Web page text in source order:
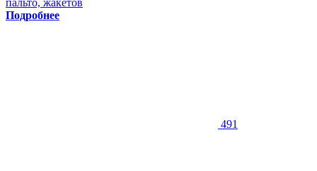
пальто, жакетов
Подробнее
491